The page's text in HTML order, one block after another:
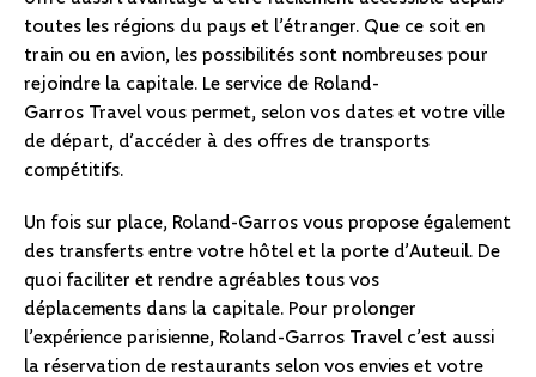
toutes les régions du pays et l’étranger. Que ce soit en
train ou en avion, les possibilités sont nombreuses pour
rejoindre la capitale. Le service de Roland-
Garros Travel vous permet, selon vos dates et votre ville
de départ, d’accéder à des offres de transports
compétitifs.
Un fois sur place, Roland-Garros vous propose également
des transferts entre votre hôtel et la porte d’Auteuil. De
quoi faciliter et rendre agréables tous vos
déplacements dans la capitale. Pour prolonger
l’expérience parisienne, Roland-Garros Travel c’est aussi
la réservation de restaurants selon vos envies et votre